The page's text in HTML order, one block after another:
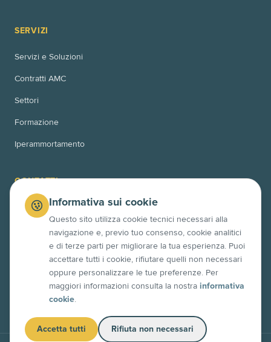
SERVIZI
Servizi e Soluzioni
Contratti AMC
Settori
Formazione
Iperammortamento
CONTATTI
Via Bussoleno 11
00166 Roma (RM)
63845 Ponzano di Fermo (FM)
info@contech.xyz
Informativa sui cookie
Questo sito utilizza cookie tecnici necessari alla
navigazione e, previo tuo consenso, cookie analitici
e di terze parti per migliorare la tua esperienza. Puoi
accettare tutti i cookie, rifiutare quelli non necessari
oppure personalizzare le tue preferenze. Per
maggiori informazioni consulta la nostra informativa
cookie.
Accetta tutti Rifiuta non necessari